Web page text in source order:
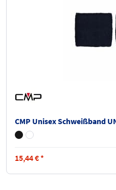
CMP Unisex Schweißband
15,44€ *